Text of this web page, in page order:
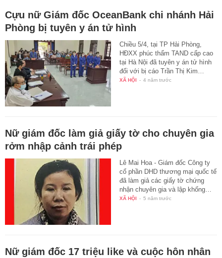
Cựu nữ Giám đốc OceanBank chi nhánh Hải
Phòng bị tuyên y án tử hình
Chiều 5/4, tại TP Hải Phòng,
HĐXX phúc thẩm TAND cấp cao
tại Hà Nội đã tuyên y án tử hình
đối với bị cáo Trần Thị Kim…
XÃ HỘI - 4 năm trước
Nữ giám đốc làm giả giấy tờ cho chuyên gia
rởm nhập cảnh trái phép
Lê Mai Hoa - Giám đốc Công ty
cổ phần DHD thương mại quốc tế
đã làm giả các giấy tờ chứng
nhận chuyên gia và lập khống…
XÃ HỘI - 5 năm trước
Nữ giám đốc 17 triệu like và cuộc hôn nhân